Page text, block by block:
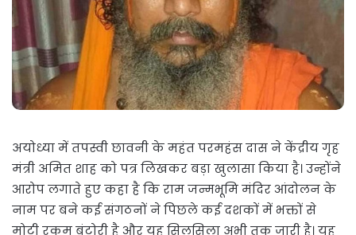
अयोध्या में तपस्वी छावनी के महंत परमहंस दास ने केंद्रीय गृह
मंत्री अमित शाह को पत्र लिखकर बड़ा खुलासा किया है। उन्होंने
आरोप लगाते हुए कहा है कि राम जन्मभूमि मंदिर आंदोलन के
नाम पर बने कई संगठनों ने पिछले कई दशकों में भक्तों से
मोटी रकम बंटोरी है और यह सिलसिला अभी तक जारी है। यह